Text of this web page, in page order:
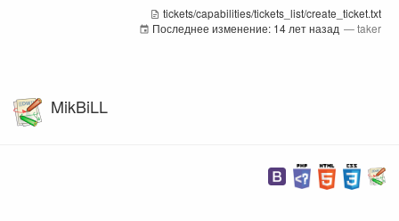
tickets/capabilities/tickets_list/create_ticket.txt
Последнее изменение: 14 лет назад —taker
MikBiLL